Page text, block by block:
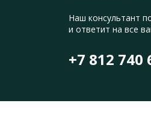
Наш консультант
и ответит на все
+7 812 740